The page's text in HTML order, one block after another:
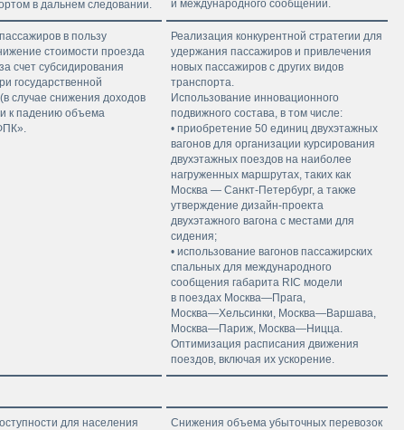
и международного сообщений.
в дальнем следовании.
в пользу
стоимости проезда
счет субсидирования
государственной
случае снижения доходов
к падению объема
Реализация конкурентной стратегии для
удержания пассажиров и привлечения
новых пассажиров с других видов
транспорта.
Использование инновационного
подвижного состава, в том числе:
• приобретение 50 единиц двухэтажных
вагонов для организации курсирования
двухэтажных поездов на наиболее
нагруженных маршрутах, таких как
Москва — Санкт-Петербург, а также
утверждение дизайн-проекта
двухэтажного вагона с местами для
сидения;
• использование вагонов пассажирских
спальных для международного
сообщения габарита RIC модели
в поездах Москва—Прага
Москва—Хельсинки Москва—Варшава
Москва—Париж Москва—Ницца
Оптимизация расписания движения
поездов, включая их ускорение.
для населения
Снижения объема убыточных перевозок